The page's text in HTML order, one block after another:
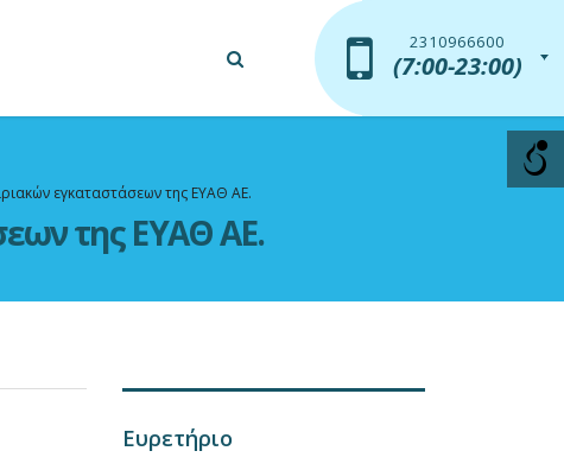
2310966600
(7:00-23:00)
2310966600
(7:00-23:00)
εγκαταστάσεων της ΕΥΑΘ ΑΕ.
της ΕΥΑΘ ΑΕ.
Ευρετήριο